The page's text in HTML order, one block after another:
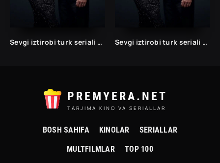
Sevgi iztirobi turk seriali 1 va 2 Fasil Uzbek tilida Barcha qismlar Sevgi iztirobi turk seriali 1 va 2 Fasil Uzbek tilida Barcha qismlar
PREMYERA.NET
TARJIMA KINO VA SERIALLAR
BOSH SAHIFA KINOLAR SERIALLAR
MULTFILMLAR TOP 100